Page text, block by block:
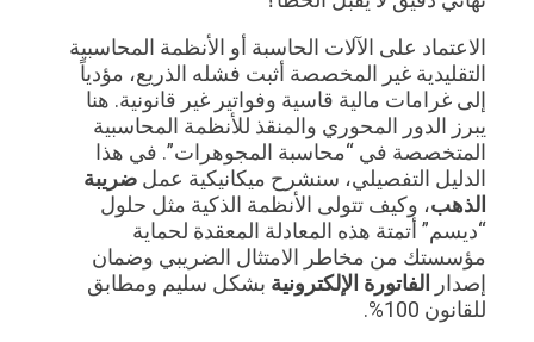
الاعتماد على الآلات الحاسبة أو الأنظمة المحاسبية
التقليدية غير المخصصة أثبت فشله الذريع، مؤدياً
إلى غرامات مالية قاسية وفواتير غير قانونية. هنا
يبرز الدور المحوري والمنقذ للأنظمة المحاسبية
المتخصصة في “محاسبة المجوهرات”. في هذا
الدليل التفصيلي، سنشرح ميكانيكية عمل ضريبة
الذهب، وكيف تتولى الأنظمة الذكية مثل حلول
“ديسم” أتمتة هذه المعادلة المعقدة لحماية
مؤسستك من مخاطر الامتثال الضريبي وضمان
إصدار
الفاتورة الإلكترونية بشكل سليم ومطابق
للقانون 100%.